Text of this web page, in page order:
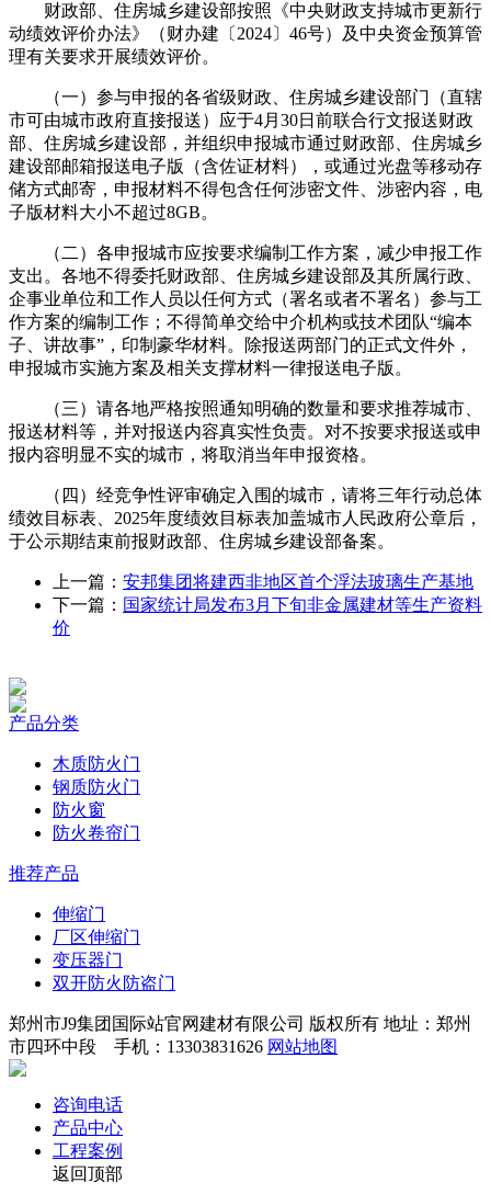
财政部、住房城乡建设部按照《中央财政支持城市更新行
动绩效评价办法》（财办建〔2024〕46号）及中央资金预算管
理有关要求开展绩效评价。
（一）参与申报的各省级财政、住房城乡建设部门（直辖
市可由城市政府直接报送）应于4月30日前联合行文报送财政
部、住房城乡建设部，并组织申报城市通过财政部、住房城乡
建设部邮箱报送电子版（含佐证材料），或通过光盘等移动存
储方式邮寄，申报材料不得包含任何涉密文件、涉密内容，电
子版材料大小不超过8GB。
（二）各申报城市应按要求编制工作方案，减少申报工作
支出。各地不得委托财政部、住房城乡建设部及其所属行政、
企事业单位和工作人员以任何方式（署名或者不署名）参与工
作方案的编制工作；不得简单交给中介机构或技术团队“编本
子、讲故事”，印制豪华材料。除报送两部门的正式文件外，
申报城市实施方案及相关支撑材料一律报送电子版。
（三）请各地严格按照通知明确的数量和要求推荐城市、
报送材料等，并对报送内容真实性负责。对不按要求报送或申
报内容明显不实的城市，将取消当年申报资格。
（四）经竞争性评审确定入围的城市，请将三年行动总体
绩效目标表、2025年度绩效目标表加盖城市人民政府公章后，
于公示期结束前报财政部、住房城乡建设部备案。
上一篇： 安邦集团将建西非地区首个浮法玻璃生产基地
下一篇： 国家统计局发布3月下旬非金属建材等生产资料
价
产品分类
木质防火门
钢质防火门
防火窗
防火卷帘门
推荐产品
伸缩门
厂区伸缩门
变压器门
双开防火防盗门
郑州市J9集团国际站官网建材有限公司 版权所有 地址：郑州
市四环中段 手机：13303831626 网站地图
咨询电话
产品中心
工程案例
返回顶部